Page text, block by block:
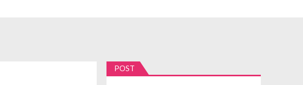
POST